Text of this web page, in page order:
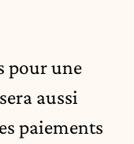
pour une
aussi
paiements